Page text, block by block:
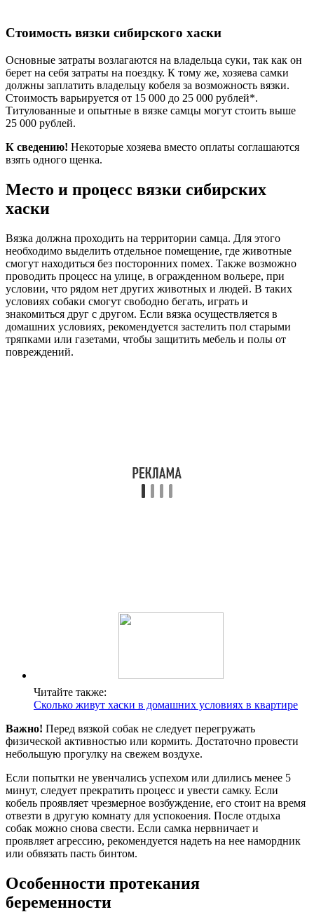
Стоимость вязки сибирского хаски
Основные затраты возлагаются на владельца суки, так как он
берет на себя затраты на поездку. К тому же, хозяева самки
должны заплатить владельцу кобеля за возможность вязки.
Стоимость варьируется от 15 000 до 25 000 рублей*.
Титулованные и опытные в вязке самцы могут стоить выше
25 000 рублей.
К сведению! Некоторые хозяева вместо оплаты соглашаются
взять одного щенка.
Место и процесс вязки сибирских
хаски
Вязка должна проходить на территории самца. Для этого
необходимо выделить отдельное помещение, где животные
смогут находиться без посторонних помех. Также возможно
проводить процесс на улице, в огражденном вольере, при
условии, что рядом нет других животных и людей. В таких
условиях собаки смогут свободно бегать, играть и
знакомиться друг с другом. Если вязка осуществляется в
домашних условиях, рекомендуется застелить пол старыми
тряпками или газетами, чтобы защитить мебель и полы от
повреждений.
Читайте также:
Сколько живут хаски в домашних условиях в квартире
Важно! Перед вязкой собак не следует перегружать
физической активностью или кормить. Достаточно провести
небольшую прогулку на свежем воздухе.
Если попытки не увенчались успехом или длились менее 5
минут, следует прекратить процесс и увести самку. Если
кобель проявляет чрезмерное возбуждение, его стоит на время
отвезти в другую комнату для успокоения. После отдыха
собак можно снова свести. Если самка нервничает и
проявляет агрессию, рекомендуется надеть на нее намордник
или обвязать пасть бинтом.
Особенности протекания
беременности